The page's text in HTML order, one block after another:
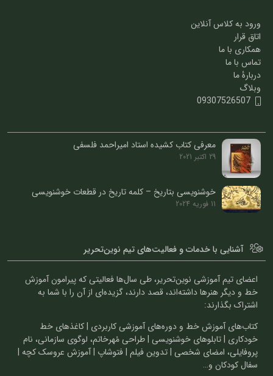
ورود به کلاس آنلاین
اتاق قرار
همکاری با ما
تماس با ما
دربارۀ ما
وبلاگ
09307526507
معرفی کتاب کشیده استاد امیراحمد فلسفی
29 اکتبر 2021
خوشنویسی بتاریخ – کلمه تاریخ در قطعات خوشنویسی
11 فوریه 2024
آشنایی با خدمات و فعالیت‌های تیم نوین‌تحریر
اعضای تیم آموزشی نوین‌تحریر، طی سال‌ها فعالیتی که پیرامون آموزش
خط و دیگر هنرها داشته‌اند، قصد دارند، گزیده‌ای از آن را با شما به
اشتراک بگذارند:
کتاب‌های آموزش خط و دوره‌های آموزشی کاربردی | کاغذهای خط
خودکاری | تابلوهای خوشنویسی | طراحی مُهرخاتم، لوگوی سازمانی، نام
پروفایلی، امضای شخصی | تدوین فیلم | فتوشاپ | آموزش عروسک کچه |
سفال کودکان و…